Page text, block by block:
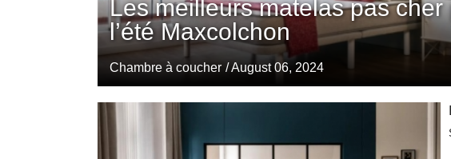
Les meilleurs matelas pas cher
l’été Maxcolchon
Chambre à coucher / August 06, 2024